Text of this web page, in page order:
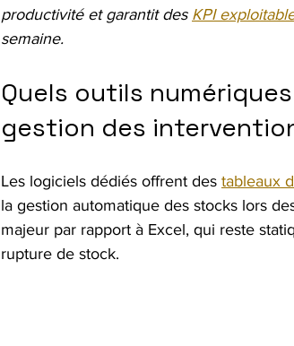
productivité et garantit des KPI
semaine.
Quels outils
gestion des
Les logiciels dédiés offrent des tableaux
la gestion automatique des stocks lors
majeur par rapport à Excel, qui reste
rupture de stock.